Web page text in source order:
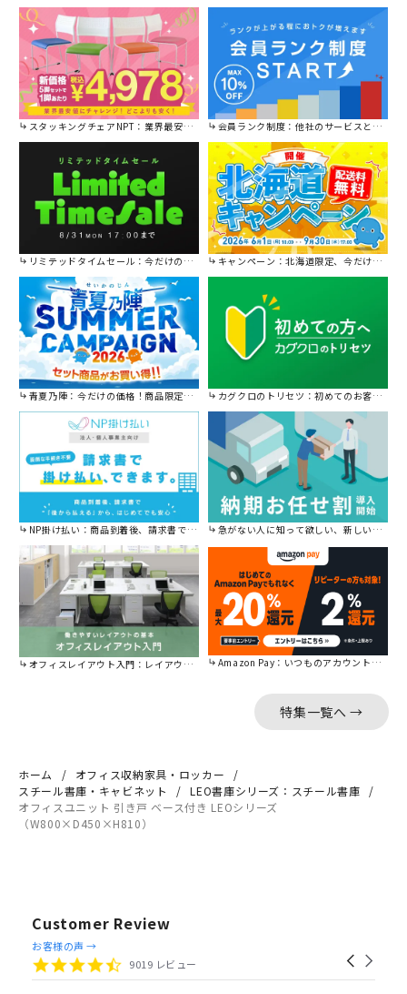
スタッキングチェアNPT：業界最安値に挑戦！ 会員ランク制度：他社のサービスと比較してください。
リミテッドタイムセール：今だけの限定セール。 キャンペーン：北海道限定、今だけ送料無料！
青夏乃陣：今だけの価格！商品限定セール開催中です。 カグクロのトリセツ：初めてのお客様はこちら。
NP掛け払い：商品到着後、請求書で後から払えます。 急がない人に知って欲しい、新しい割引を始めました。
オフィスレイアウト入門：レイアウトの基本をご紹介。 Amazon Pay：いつものアカウントで簡単に決済可能。
特集一覧へ →
ホーム
オフィス収納家具・ロッカー
スチール書庫・キャビネット
LEO書庫シリーズ：スチール書庫
オフィスユニット 引き戸 ベース付き LEOシリーズ
（W800×D450×H810）
Customer Review
Reviews
carousel
Carousel
arrows
4.4
star
9019 レビュー
お客様の声 →